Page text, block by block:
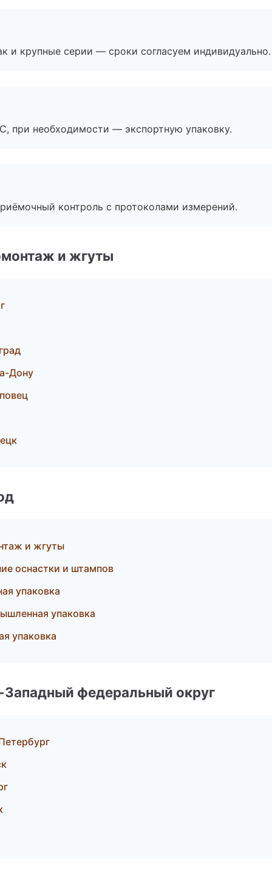
и крупные серии — сроки согласуем индивидуально.
при необходимости — экспортную упаковку.
контроль с протоколами измерений.
и жгуты
Дону
и жгуты
оснастки и штампов
упаковка
упаковка
упаковка
федеральный округ